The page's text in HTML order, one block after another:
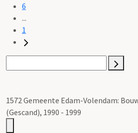
6
...
1
1572 Gemeente Edam-Volendam:
(Gescand), 1990 - 1999